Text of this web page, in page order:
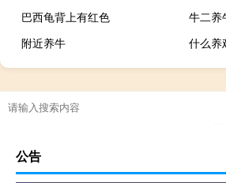
巴西龟背上有红色
牛二养
附近养牛
什么养
公告